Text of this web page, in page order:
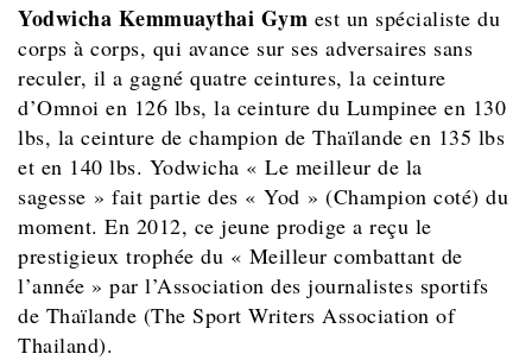
Yodwicha Kemmuaythai Gym est un spécialiste du
corps à corps, qui avance sur ses adversaires sans
reculer, il a gagné quatre ceintures, la ceinture
d’Omnoi en 126 lbs, la ceinture du Lumpinee en 130
lbs, la ceinture de champion de Thaïlande en 135 lbs
et en 140 lbs. Yodwicha « Le meilleur de la
sagesse » fait partie des « Yod » (Champion coté) du
moment. En 2012, ce jeune prodige a reçu le
prestigieux trophée du « Meilleur combattant de
l’année » par l’Association des journalistes sportifs
de Thaïlande (The Sport Writers Association of
Thailand).